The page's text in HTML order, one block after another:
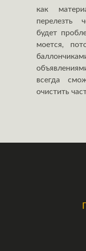
как
перелезть
будет
моется,
всегда
очистить